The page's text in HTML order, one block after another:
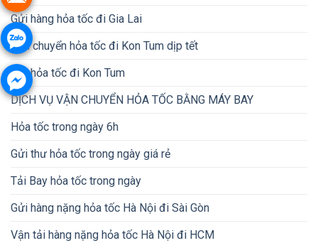
Gửi hàng hỏa tốc đi Gia Lai
Vận chuyển hỏa tốc đi Kon Tum dịp tết
Gửi hỏa tốc đi Kon Tum
DỊCH VỤ VẬN CHUYỂN HỎA TỐC BẰNG MÁY BAY
Hỏa tốc trong ngày 6h
Gửi thư hỏa tốc trong ngày giá rẻ
Tải Bay hỏa tốc trong ngày
Gửi hàng nặng hỏa tốc Hà Nội đi Sài Gòn
Vận tải hàng nặng hỏa tốc Hà Nội đi HCM